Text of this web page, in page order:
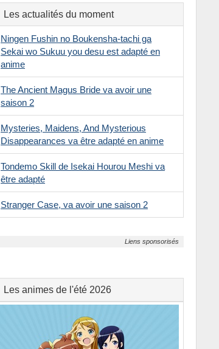
-Football
-Gore
-Guerre
-Heroic fantasy
-Histoires courtes
-Humour
-Jeux
Les actualités du moment
Ningen Fushin no Boukensha-tachi ga
Sekai wo Sukuu you desu est adapté en
anime
The Ancient Magus Bride va avoir une
saison 2
Mysteries, Maidens, And Mysterious
Disappearances va être adapté en anime
Tondemo Skill de Isekai Hourou Meshi va
être adapté
Stranger Case, va avoir une saison 2
Les animes de l'été 2026